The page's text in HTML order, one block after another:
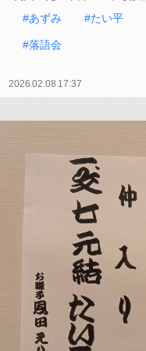
#あずみ
#たい平
#落語会
2026.02.08 17:37